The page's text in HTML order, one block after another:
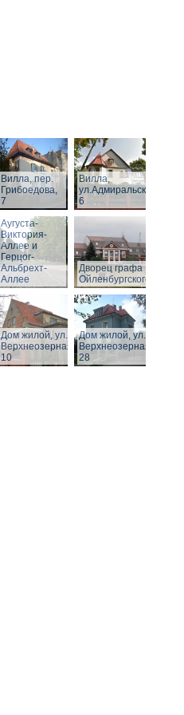
Вилла, пер.
Грибоедова,
7
Вилла,
ул.Адмиральская,
6
Виллы по
Аугуста-
Виктория-
Аллее и
Герцог-
Альбрехт-
Аллее
Дворец графа
Ойленбургского
Дом жилой, ул.
Верхнеозерная,
10
Дом жилой, ул.
Верхнеозерная,
28